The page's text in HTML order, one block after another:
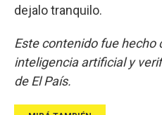
dejalo tranquilo.
Este contenido fue hecho
inteligencia artificial y
de El País.